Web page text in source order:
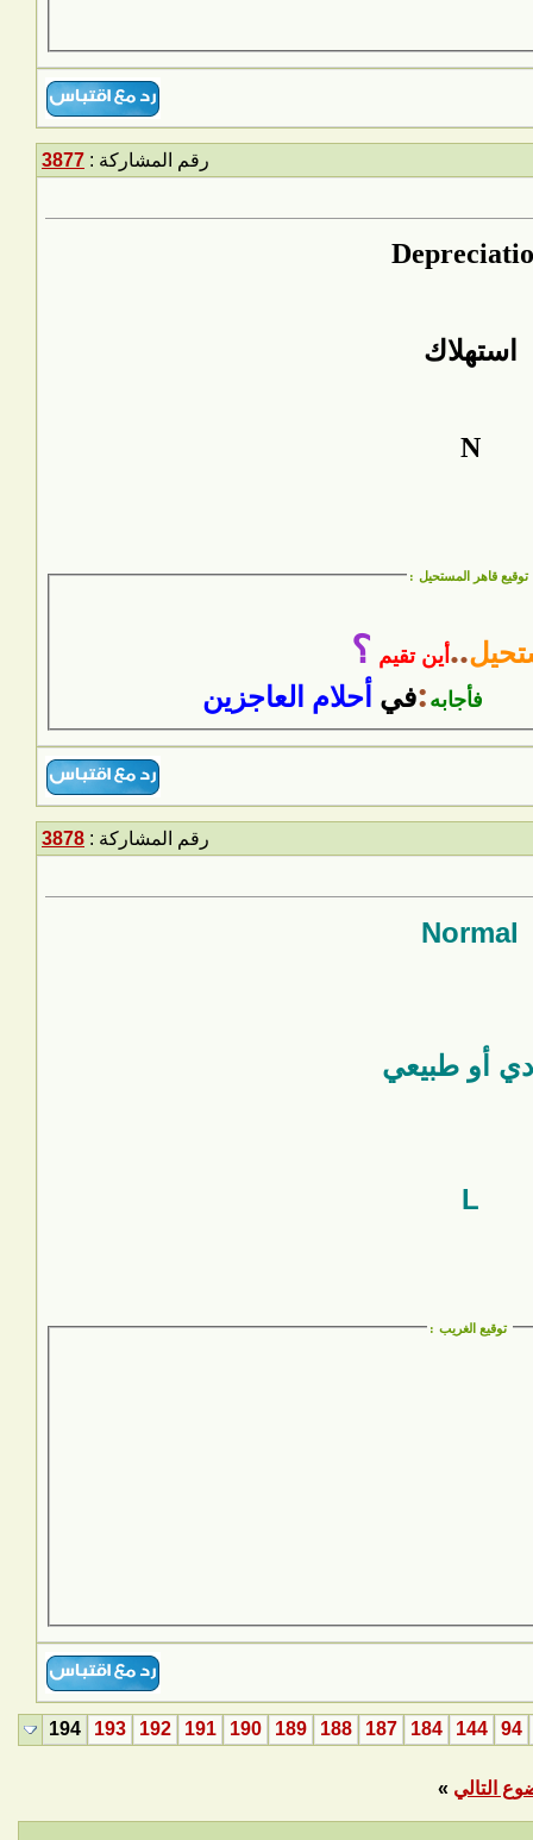
رقم المشاركة : 3877
استهلاك
N
توقيع قاهر المستحيل :
.. أين تقيم ؟
فأجابه :في أحلام العاجزين
رقم المشاركة : 3878
Normal
أو طبيعي
L
توقيع الغريب :
94
144
184
187
188
189
190
191
192
193
194
التالي »